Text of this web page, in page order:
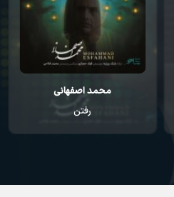
محمد اصفهانی
رفتن